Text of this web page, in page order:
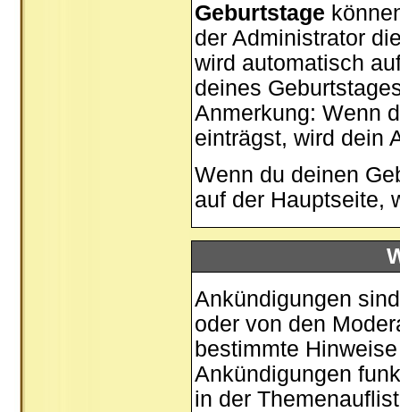
Geburtstage
der Administrator
wird automatisch
deines
Anmerkung: Wenn
einträgst, wird dein
Wenn du deinen
auf der Hauptseite,
Ankündigungen
oder von den
bestimmte
Ankündigungen
in der